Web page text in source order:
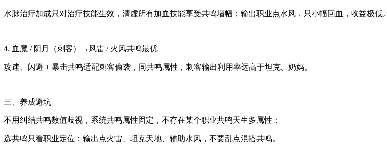
水脉治疗加成只对治疗技能生效，清虚所有加血技能享受共鸣增幅；输出职业点水风，只小幅回血，收益极低。
4. 血魔 / 阴月（刺客）→风雷 / 火风共鸣最优
攻速、闪避 + 暴击共鸣适配刺客偷袭，同共鸣属性，刺客输出利用率远高于坦克、奶妈。
三、养成避坑
不用纠结共鸣数值歧视，系统共鸣属性固定，不存在某个职业共鸣天生多属性；
选共鸣只看职业定位：输出点火雷、坦克天地、辅助水风，不要乱点混搭共鸣。